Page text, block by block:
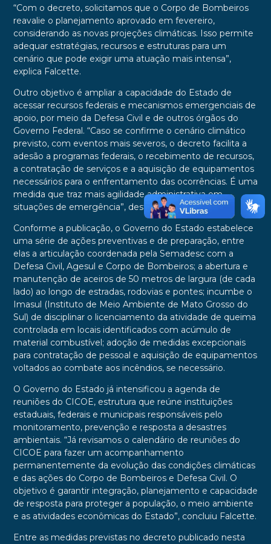
“Com o decreto, solicitamos que o Corpo de Bombeiros
reavalie o planejamento aprovado em fevereiro,
considerando as novas projeções climáticas. Isso permite
adequar estratégias, recursos e estruturas para um
cenário que pode exigir uma atuação mais intensa”,
explica Falcette.
Outro objetivo é ampliar a capacidade do Estado de
acessar recursos federais e mecanismos emergenciais de
apoio, por meio da Defesa Civil e de outros órgãos do
Governo Federal. “Caso se confirme o cenário climático
previsto, com eventos mais severos, o decreto facilita a
adesão a programas federais, o recebimento de recursos,
a contratação de serviços e a aquisição de equipamentos
necessários para o enfrentamento das ocorrências. É uma
medida que traz mais agilidade administrativa em
situações de emergência”, destaca o secretário.
Conforme a publicação, o Governo do Estado estabelece
uma série de ações preventivas e de preparação, entre
elas a articulação coordenada pela Semadesc com a
Defesa Civil, Agesul e Corpo de Bombeiros; a abertura e
manutenção de aceiros de 50 metros de largura (de cada
lado) ao longo de estradas, rodovias e pontes; incumbe o
Imasul (Instituto de Meio Ambiente de Mato Grosso do
Sul) de disciplinar o licenciamento da atividade de queima
controlada em locais identificados com acúmulo de
material combustível; adoção de medidas excepcionais
para contratação de pessoal e aquisição de equipamentos
voltados ao combate aos incêndios, se necessário.
O Governo do Estado já intensificou a agenda de
reuniões do CICOE, estrutura que reúne instituições
estaduais, federais e municipais responsáveis pelo
monitoramento, prevenção e resposta a desastres
ambientais. “Já revisamos o calendário de reuniões do
CICOE para fazer um acompanhamento
permanentemente da evolução das condições climáticas
e das ações do Corpo de Bombeiros e Defesa Civil. O
objetivo é garantir integração, planejamento e capacidade
de resposta para proteger a população, o meio ambiente
e as atividades econômicas do Estado”, concluiu Falcette.
Entre as medidas previstas no decreto publicado nesta